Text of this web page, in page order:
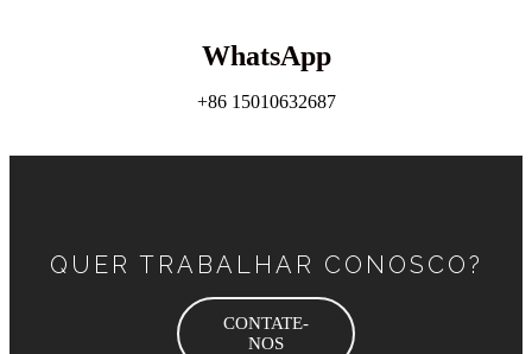
WhatsApp
+86 15010632687
QUER TRABALHAR CONOSCO?
CONTATE-
NOS